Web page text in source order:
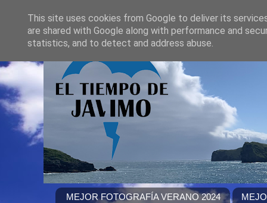
MEJOR FOTOGRAFÍA VERANO 2024
This site uses cookies from Google to deliver its
are shared with Google along with performance and
statistics, and to detect and address abuse.